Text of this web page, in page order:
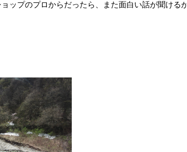
ップのプロからだったら、また面白い話が聞ける